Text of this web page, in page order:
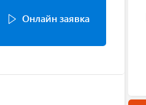
Онлайн заявка